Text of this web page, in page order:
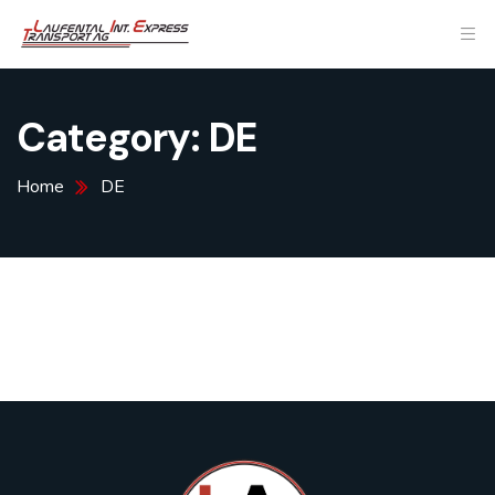
Category: DE
Home DE